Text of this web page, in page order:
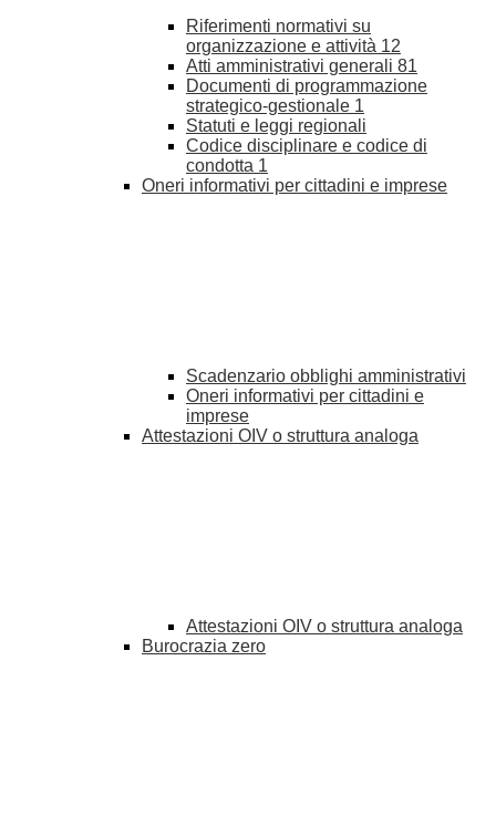
Riferimenti normativi su
organizzazione e attività 12
Atti amministrativi generali 81
Documenti di programmazione
strategico-gestionale 1
Statuti e leggi regionali
Codice disciplinare e codice di
condotta 1
Oneri informativi per cittadini e imprese
Scadenzario obblighi amministrativi
Oneri informativi per cittadini e
imprese
Attestazioni OIV o struttura analoga
Attestazioni OIV o struttura analoga
Burocrazia zero